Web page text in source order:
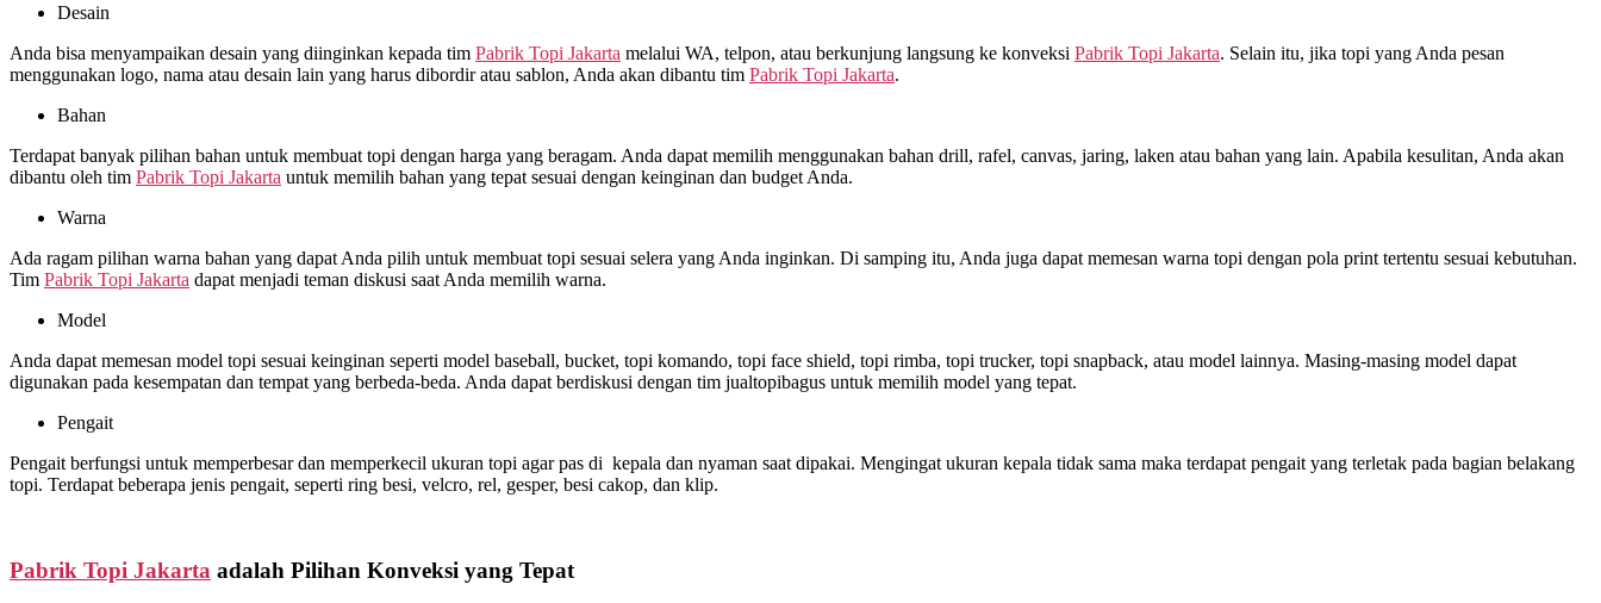
Desain
Anda bisa menyampaikan desain yang diinginkan kepada tim Pabrik Topi Jakarta melalui WA, telpon, atau berkunjung langsung ke konveksi Pabrik Topi Jakarta. Selain itu, jika topi yang Anda pesan
menggunakan logo, nama atau desain lain yang harus dibordir atau sablon, Anda akan dibantu tim Pabrik Topi Jakarta.
Bahan
Terdapat banyak pilihan bahan untuk membuat topi dengan harga yang beragam. Anda dapat memilih menggunakan bahan drill, rafel, canvas, jaring, laken atau bahan yang lain. Apabila kesulitan, Anda akan
dibantu oleh tim Pabrik Topi Jakarta untuk memilih bahan yang tepat sesuai dengan keinginan dan budget Anda.
Warna
Ada ragam pilihan warna bahan yang dapat Anda pilih untuk membuat topi sesuai selera yang Anda inginkan. Di samping itu, Anda juga dapat memesan warna topi dengan pola print tertentu sesuai kebutuhan.
Tim Pabrik Topi Jakarta dapat menjadi teman diskusi saat Anda memilih warna.
Model
Anda dapat memesan model topi sesuai keinginan seperti model baseball, bucket, topi komando, topi face shield, topi rimba, topi trucker, topi snapback, atau model lainnya. Masing-masing model dapat
digunakan pada kesempatan dan tempat yang berbeda-beda. Anda dapat berdiskusi dengan tim jualtopibagus untuk memilih model yang tepat.
Pengait
Pengait berfungsi untuk memperbesar dan memperkecil ukuran topi agar pas di kepala dan nyaman saat dipakai. Mengingat ukuran kepala tidak sama maka terdapat pengait yang terletak pada bagian belakang
topi. Terdapat beberapa jenis pengait, seperti ring besi, velcro, rel, gesper, besi cakop, dan klip.
Pabrik Topi Jakarta adalah Pilihan Konveksi yang Tepat